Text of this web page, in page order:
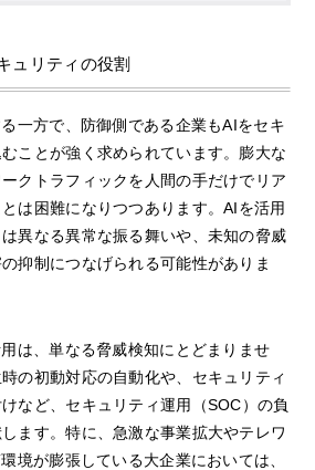
ュリティの役割
一方で、防御側である企業もAIをセキ
ことが強く求められています。膨大な
クトラフィックを人間の手だけでリア
は困難になりつつあります。AIを活用
異なる異常な振る舞いや、未知の脅威
抑制につなげられる可能性がありま
は、単なる脅威検知にとどまりませ
の初動対応の自動化や、セキュリティ
など、セキュリティ運用（SOC）の負
ます。特に、急激な事業拡大やテレワ
境が膨張している大企業においては、